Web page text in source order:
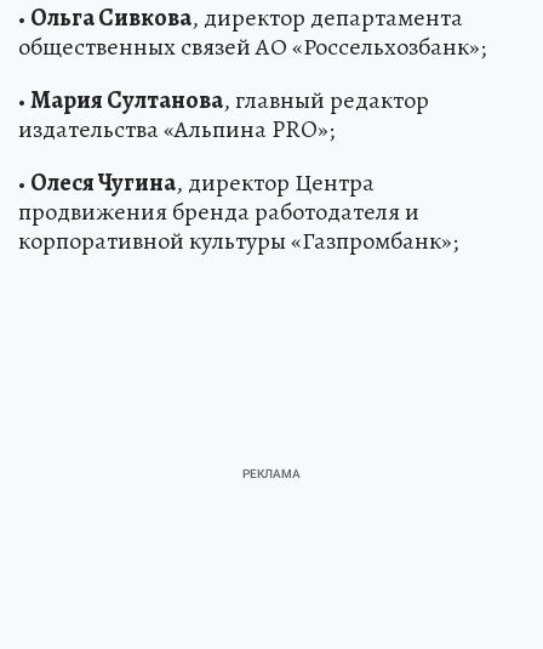
• Ольга Сивкова, директор департамента
общественных связей АО «Россельхозбанк»;
•Мария Султанова, главный редактор
издательства «Альпина PRO»;
• Олеся Чугина, директор Центра
продвижения бренда работодателя и
корпоративной культуры «Газпромбанк»;